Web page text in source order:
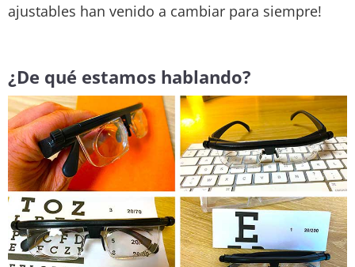
ajustables han venido a cambiar para siempre!
¿De qué estamos hablando?